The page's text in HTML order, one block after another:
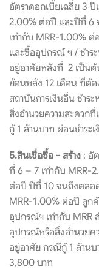
อัตราดอกเบี้ยเฉลี่ย 3
2.00% ต่อปี และปีที่ 6
เท่ากับ MRR-1.00%
และซื้ออุปกรณ์ ฯ / ชำร
อยู่อาศัยหลังที่ 2 เป็น
ย้อนหลัง 12 เดือน ที่ต้อ
สถาบันการเงินอื่น ชำ
สิ่งอำนวยความสะดวก
กู้ 1 ล้านบาท ผ่อนชำระ
5.สินเชื่อซื้อ - สร้าง : อั
ที่ 6 – 7 เท่ากับ MRR-
ต่อปี ปีที่ 10 จนถึงตลอ
MRR-1.00% ต่อปี ลูก
อุปกรณ์ฯ เท่ากับ MRR
อุปกรณ์หรือสิ่งอำนวยค
อยู่อาศัย กรณีกู้ 1 ล้านบ
3,800 บาท